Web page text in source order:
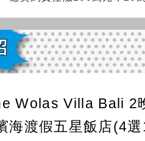
Wolas Villa Bali 2
海渡假五星飯店(4